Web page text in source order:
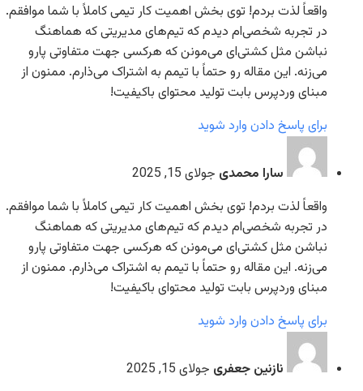
واقعاً لذت بردم! توی بخش اهمیت کار تیمی کاملاً با شما موافقم.
در تجربه شخصی‌ام دیدم که تیم‌های مدیریتی که هماهنگ
نباشن مثل کشتی‌ای می‌مونن که هرکسی جهت متفاوتی پارو
می‌زنه. این مقاله رو حتماً با تیمم به اشتراک می‌ذارم. ممنون از
مبنای وردپرس بابت تولید محتوای باکیفیت!
برای پاسخ دادن وارد شوید
سارا محمدی جولای 15, 2025
واقعاً لذت بردم! توی بخش اهمیت کار تیمی کاملاً با شما موافقم.
در تجربه شخصی‌ام دیدم که تیم‌های مدیریتی که هماهنگ
نباشن مثل کشتی‌ای می‌مونن که هرکسی جهت متفاوتی پارو
می‌زنه. این مقاله رو حتماً با تیمم به اشتراک می‌ذارم. ممنون از
مبنای وردپرس بابت تولید محتوای باکیفیت!
برای پاسخ دادن وارد شوید
نازنین جعفری جولای 15, 2025